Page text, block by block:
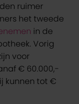
ruimer
het tweede
in de
Vorig
voor
€ 60.000,-
kunnen tot €